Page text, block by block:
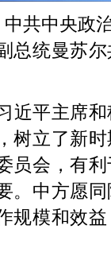
中共中央政
总统曼苏
近平主席
树立了新
员会，有
。中方愿
规模和效